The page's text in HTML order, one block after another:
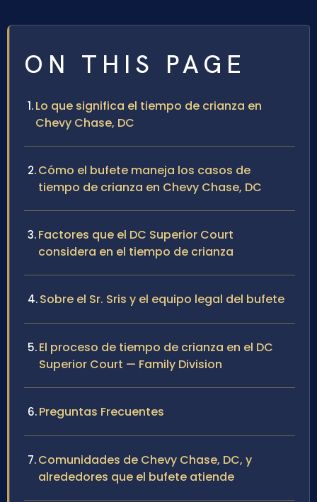
ON THIS PAGE
Lo que significa el tiempo de crianza en
Chevy Chase, DC
Cómo el bufete maneja los casos de
tiempo de crianza en Chevy Chase, DC
Factores que el DC Superior Court
considera en el tiempo de crianza
Sobre el Sr. Sris y el equipo legal del bufete
El proceso de tiempo de crianza en el DC
Superior Court — Family Division
Preguntas Frecuentes
Comunidades de Chevy Chase, DC, y
alrededores que el bufete atiende